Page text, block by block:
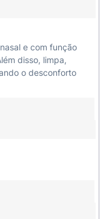
e com função
disso, limpa,
o desconforto